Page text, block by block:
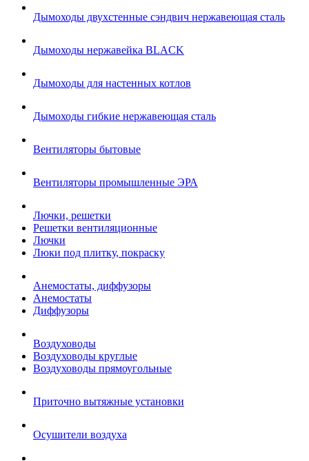
Дымоходы двухстенные сэндвич нержавеющая сталь
Дымоходы нержавейка BLACK
Дымоходы для настенных котлов
Дымоходы гибкие нержавеющая сталь
Вентиляторы бытовые
Вентиляторы промышленные ЭРА
Лючки, решетки
Решетки вентиляционные
Лючки
Люки под плитку, покраску
Анемостаты, диффузоры
Анемостаты
Диффузоры
Воздуховоды
Воздуховоды круглые
Воздуховоды прямоугольные
Приточно вытяжные установки
Осушители воздуха